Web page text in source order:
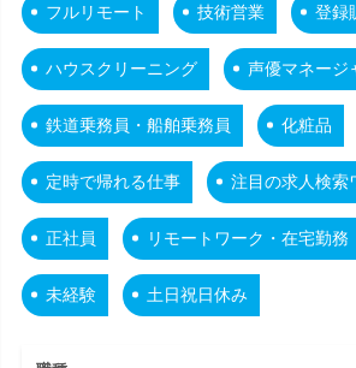
フルリモート 技術営業 登録
ハウスクリーニング 声優マネージ
鉄道乗務員・船舶乗務員 化粧品
定時で帰れる仕事 注目の求人検索
正社員 リモートワーク・在宅勤務
未経験 土日祝日休み